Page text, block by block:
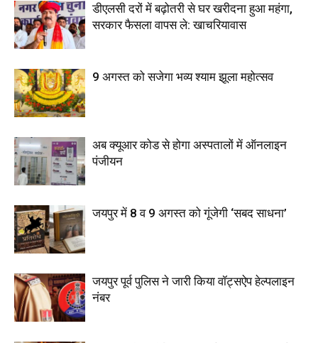
डीएलसी दरों में बढ़ोतरी से घर खरीदना हुआ महंगा,
सरकार फैसला वापस ले: खाचरियावास
9 अगस्त को सजेगा भव्य श्याम झूला महोत्सव
अब क्यूआर कोड से होगा अस्पतालों में ऑनलाइन
पंजीयन
जयपुर में 8 व 9 अगस्त को गूंजेगी ‘सबद साधना’
जयपुर पूर्व पुलिस ने जारी किया वॉट्सऐप हेल्पलाइन
नंबर